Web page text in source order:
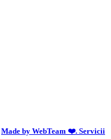
Made by WebTeam ❤️. Servicii